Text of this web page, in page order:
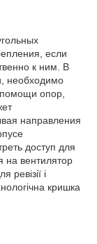
если
к ним. В
необходимо
помощи опор,
направления
доступ для
на вентилятор
і
кришка